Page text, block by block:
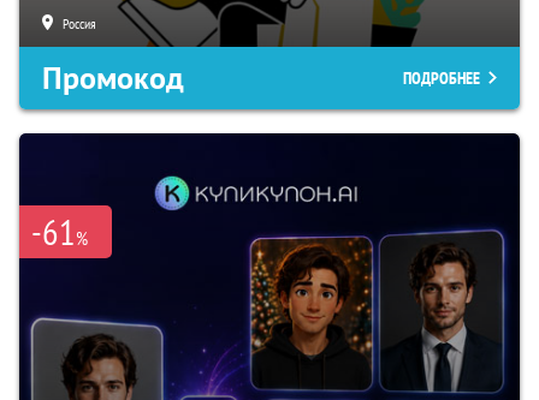
Россия
Промокод ПОДРОБНЕЕ
-61%